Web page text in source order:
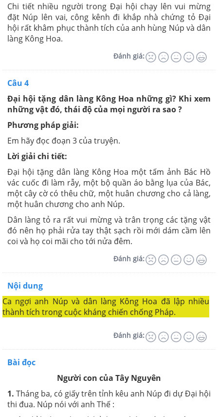
Chi tiết nhiều người trong Đại hội chạy lên vui mừng
đặt Núp lên vai, công kênh đi khắp nhà chứng tỏ Đại
hội rất khâm phục thành tích của anh hùng Núp và dân
làng Kông Hoa.
Đánh giá:
Câu 4
Đại hội tặng dân làng Kông Hoa những gì? Khi xem
những vật đó, thái độ của mọi người ra sao ?
Phương pháp giải:
Em hãy đọc đoạn 3 của truyện.
Lời giải chi tiết:
Đại hội tặng dân làng Kông Hoa một tấm ảnh Bác Hồ
vác cuốc đi làm rẫy, một bộ quần áo bằng lụa của Bác,
một cây cờ có thêu chữ, một huân chương cho cả làng,
một huân chương cho anh Núp.
Dân làng tỏ ra rất vui mừng và trân trọng các tặng vật
đó nên họ phải rửa tay thật sạch rồi mới dám cầm lên
coi và họ coi mãi cho tới nửa đêm.
Đánh giá:
Nội dung
Ca ngợi anh Núp và dân làng Kông Hoa đã lập nhiều
thành tích trong cuộc kháng chiến chống Pháp.
Đánh giá:
Bài đọc
Người con của Tây Nguyên
1. Tháng ba, có giấy trên tỉnh kêu anh Núp đi dự Đại hội
thi đua. Núp nói với anh Thế :